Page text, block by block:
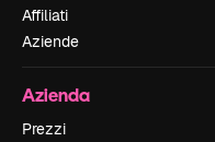
Affiliati
Aziende
Azienda
Prezzi